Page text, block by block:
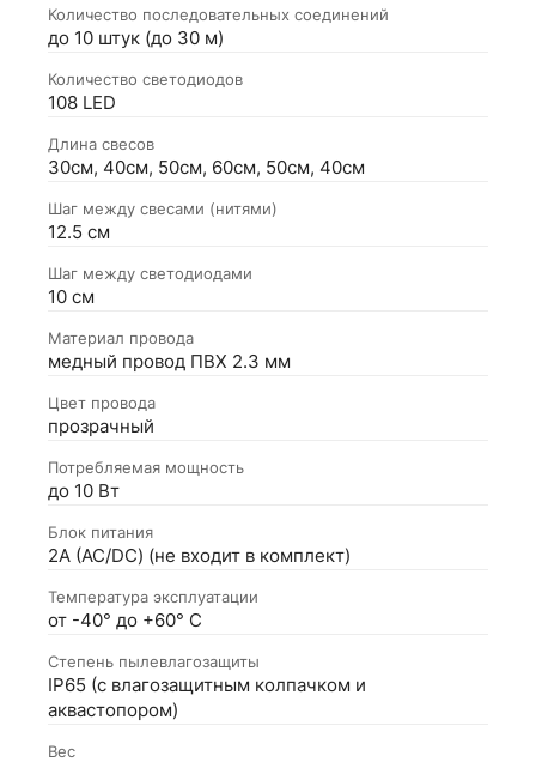
Количество последовательных соединений
до 10 штук (до 30 м)
Количество светодиодов
108 LED
Длина свесов
30см, 40см, 50см, 60см, 50см, 40см
Шаг между свесами (нитями)
12.5 см
Шаг между светодиодами
10 см
Материал провода
медный провод ПВХ 2.3 мм
Цвет провода
прозрачный
Потребляемая мощность
до 10 Вт
Блок питания
2А (АС/DC) (не входит в комплект)
Температура эксплуатации
от -40° до +60° С
Степень пылевлагозащиты
IP65 (с влагозащитным колпачком и
аквастопором)
Вес